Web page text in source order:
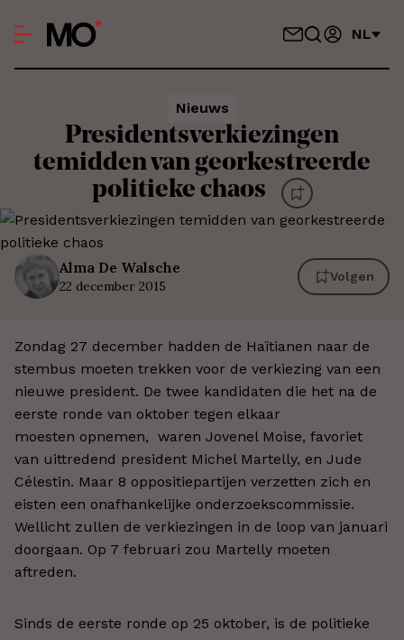
NL
Nieuws
Presidentsverkiezingen
temidden van georkestreerde
politieke chaos
Alma De Walsche
22 december 2015
Volgen
Zondag 27 december hadden de Haïtianen naar de
stembus moeten trekken voor de verkiezing van een
nieuwe president. De twee kandidaten die het na de
eerste ronde van oktober tegen elkaar
moesten opnemen, waren Jovenel Moise, favoriet
van uittredend president Michel Martelly, en Jude
Célestin. Maar 8 oppositiepartijen verzetten zich en
eisten een onafhankelijke onderzoekscommissie.
Wellicht zullen de verkiezingen in de loop van januari
doorgaan. Op 7 februari zou Martelly moeten
aftreden.
Sinds de eerste ronde op 25 oktober, is de politieke